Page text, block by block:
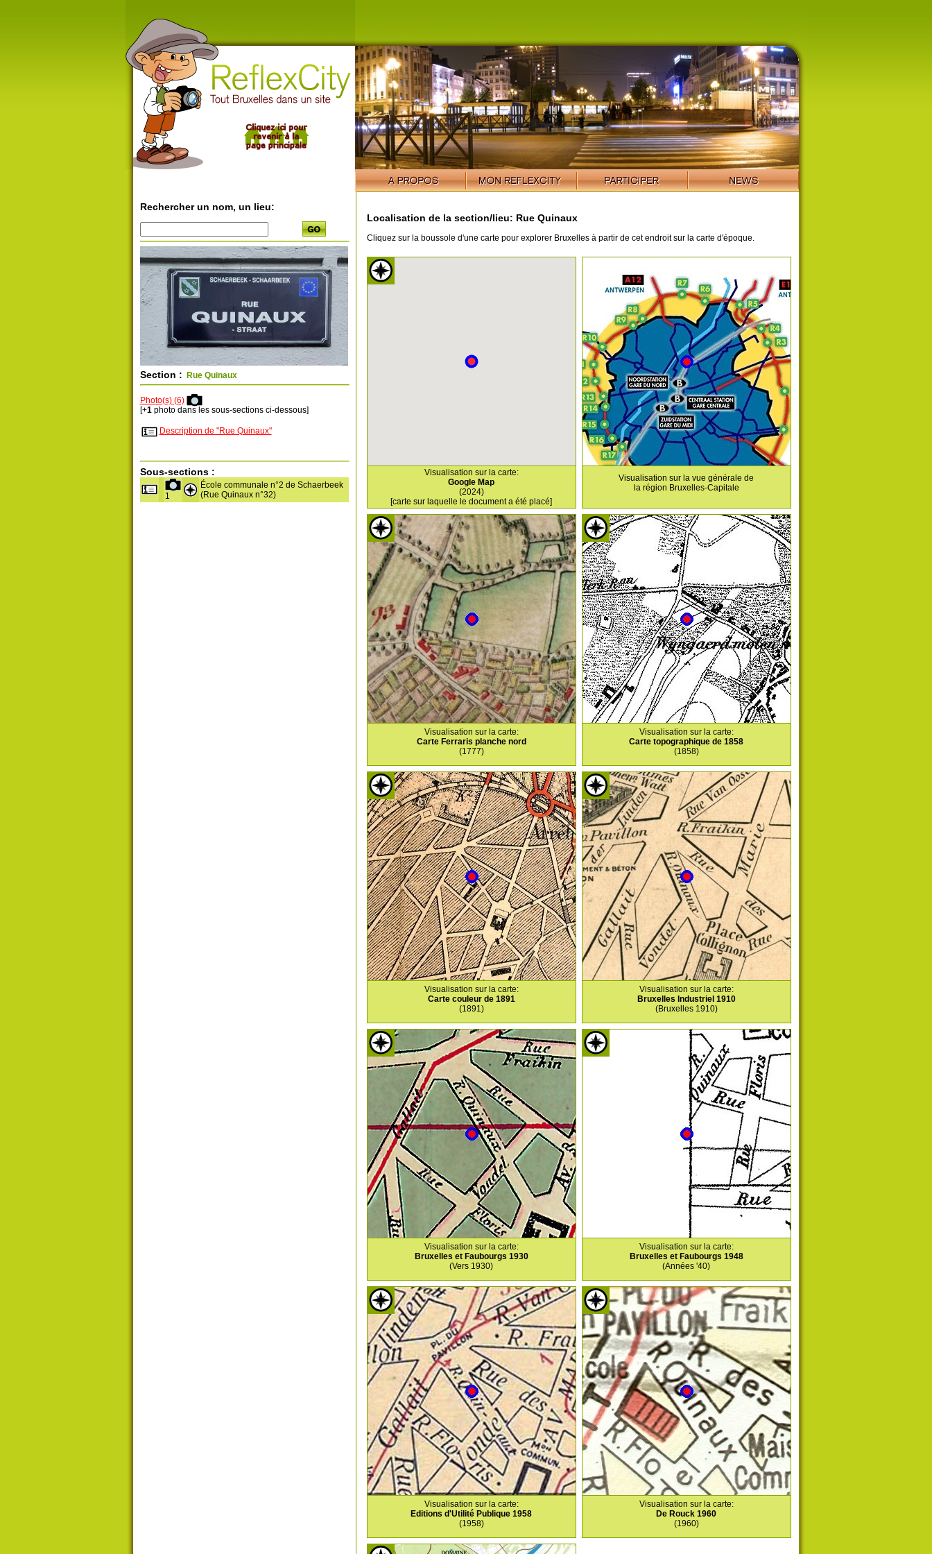
Rechercher un nom, un lieu:
Section : Rue Quinaux
Photo(s) (6)
[+1 photo dans les sous-sections ci-dessous]
Description de "Rue Quinaux"
Sous-sections :
1
École communale n°2 de Schaerbeek
(Rue Quinaux n°32)
Localisation de la section/lieu: Rue Quinaux
Cliquez sur la boussole d'une carte pour explorer Bruxelles à partir de cet endroit sur la carte d'époque.
Visualisation sur la carte:
Google Map
(2024)
[carte sur laquelle le document a été placé]
Visualisation sur la vue générale de
la région Bruxelles-Capitale
Visualisation sur la carte:
Carte Ferraris planche nord
(1777)
Visualisation sur la carte:
Carte topographique de 1858
(1858)
Visualisation sur la carte:
Carte couleur de 1891
(1891)
Visualisation sur la carte:
Bruxelles Industriel 1910
(Bruxelles 1910)
Visualisation sur la carte:
Bruxelles et Faubourgs 1930
(Vers 1930)
Visualisation sur la carte:
Bruxelles et Faubourgs 1948
(Années '40)
Visualisation sur la carte:
Editions d'Utilité Publique 1958
(1958)
Visualisation sur la carte:
De Rouck 1960
(1960)